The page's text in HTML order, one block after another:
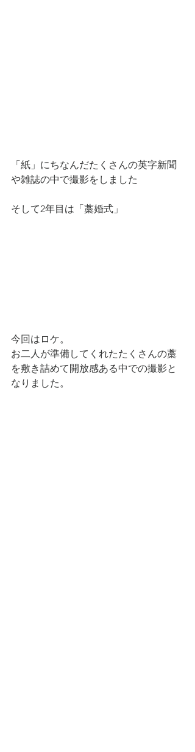
「紙」にちなんだたくさんの英字新聞
や雑誌の中で撮影をしました
そして2年目は「藁婚式」
今回はロケ。
お二人が準備してくれたたくさんの藁
を敷き詰めて開放感ある中での撮影と
なりました。